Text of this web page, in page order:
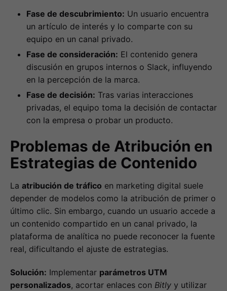
Fase de descubrimiento: Un usuario encuentra
un artículo de interés y lo comparte con su
equipo en un canal privado.
Fase de consideración: El contenido genera
discusión en grupos internos o Slack, influyendo
en la percepción de la marca.
Fase de decisión: Tras varias interacciones
privadas, el equipo toma la decisión de contactar
con la empresa o probar un producto.
Problemas de Atribución en
Estrategias de Contenido
La atribución de tráfico en marketing digital suele
depender de modelos como la atribución de primer o
último clic. Sin embargo, cuando un usuario accede a
un contenido compartido en un canal privado, la
plataforma de analítica no puede reconocer la fuente
real, dificultando el ajuste de estrategias.
Solución: Implementar parámetros UTM
personalizados, acortar enlaces con Bitly y utilizar